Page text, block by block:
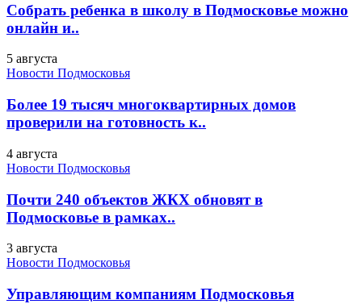
Собрать ребенка в школу в Подмосковье можно
онлайн и..
5 августа
Новости Подмосковья
Более 19 тысяч многоквартирных домов
проверили на готовность к..
4 августа
Новости Подмосковья
Почти 240 объектов ЖКХ обновят в
Подмосковье в рамках..
3 августа
Новости Подмосковья
Управляющим компаниям Подмосковья